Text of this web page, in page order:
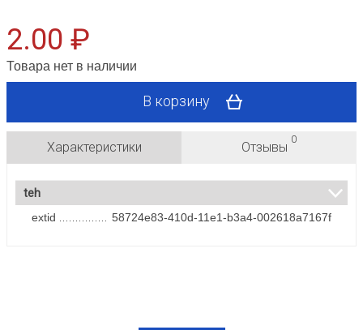
2.00 ₽
Товара нет в наличии
В корзину
Характеристики Отзывы
0
teh
extid
58724e83-410d-11e1-b3a4-002618a7167f